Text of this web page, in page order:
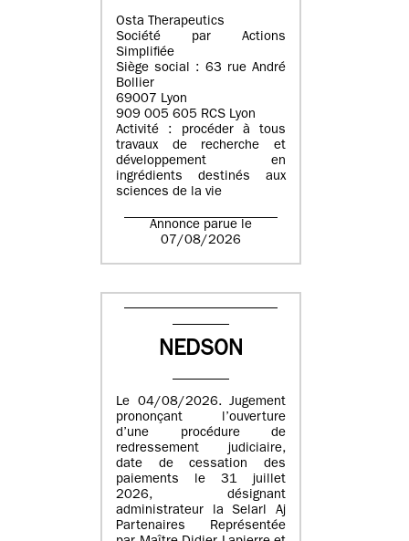
Osta Therapeutics
Société par Actions
Simplifiée
Siège social : 63 rue André
Bollier
69007 Lyon
909 005 605 RCS Lyon
Activité : procéder à tous
travaux de recherche et
développement en
ingrédients destinés aux
sciences de la vie
Annonce parue le
07/08/2026
NEDSON
Le 04/08/2026. Jugement
prononçant l’ouverture
d’une procédure de
redressement judiciaire,
date de cessation des
paiements le 31 juillet
2026, désignant
administrateur la Selarl Aj
Partenaires Représentée